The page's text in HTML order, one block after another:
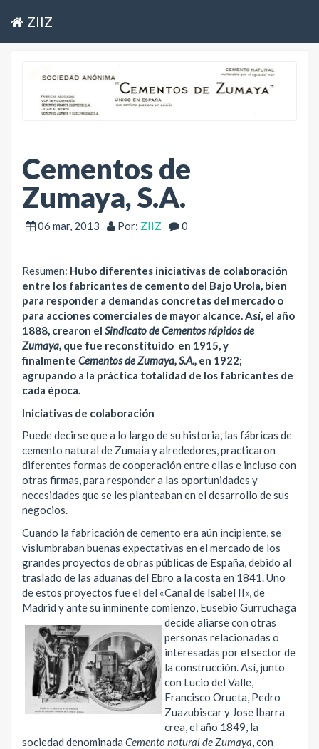
ZIIZ
Cementos de
Zumaya, S.A.
06 mar, 2013 Por: ZIIZ 0
Resumen: Hubo diferentes iniciativas de colaboración
entre los fabricantes de cemento del Bajo Urola, bien
para responder a demandas concretas del mercado o
para acciones comerciales de mayor alcance. Así, el año
1888, crearon el Sindicato de Cementos rápidos de
Zumaya, que fue reconstituido en 1915, y
finalmente Cementos de Zumaya, S.A., en 1922;
agrupando a la práctica totalidad de los fabricantes de
cada época.
Iniciativas de colaboración
Puede decirse que a lo largo de su historia, las fábricas de
cemento natural de Zumaia y alrededores, practicaron
diferentes formas de cooperación entre ellas e incluso con
otras firmas, para responder a las oportunidades y
necesidades que se les planteaban en el desarrollo de sus
negocios.
Cuando la fabricación de cemento era aún incipiente, se
vislumbraban buenas expectativas en el mercado de los
grandes proyectos de obras públicas de España, debido al
traslado de las aduanas del Ebro a la costa en 1841. Uno
de estos proyectos fue el del «Canal de Isabel II», de
Madrid y ante su inminente comienzo, Eusebio Gurruchaga
decide aliarse con otras
personas relacionadas o
interesadas por el sector de
la construcción. Así, junto
con Lucio del Valle,
Francisco Orueta, Pedro
Zuazubiscar y Jose Ibarra
crea, el año 1849, la
sociedad denominada Cemento natural de Zumaya , con